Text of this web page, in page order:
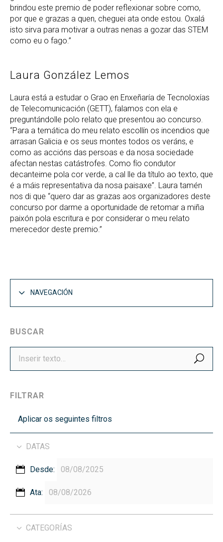
brindou este premio de poder reflexionar sobre como,
por que e grazas a quen, cheguei ata onde estou. Oxalá
isto sirva para motivar a outras nenas a gozar das STEM
como eu o fago.”
Laura González Lemos
Laura está a estudar o Grao en Enxeñaría de Tecnoloxías
de Telecomunicación (GETT), falamos con ela e
preguntándolle polo relato que presentou ao concurso.
“Para a temática do meu relato escollín os incendios que
arrasan Galicia e os seus montes todos os veráns, e
como as accións das persoas e da nosa sociedade
afectan nestas catástrofes. Como fío condutor
decanteime pola cor verde, a cal lle da título ao texto, que
é a máis representativa da nosa paisaxe”. Laura tamén
nos di que “quero dar as grazas aos organizadores deste
concurso por darme a oportunidade de retomar a miña
paixón pola escritura e por considerar o meu relato
merecedor deste premio.”
NAVEGACIÓN
BUSCAR
FILTRAR
Aplicar os seguintes filtros
DATAS
Desde:
Ata:
CATEGORÍAS